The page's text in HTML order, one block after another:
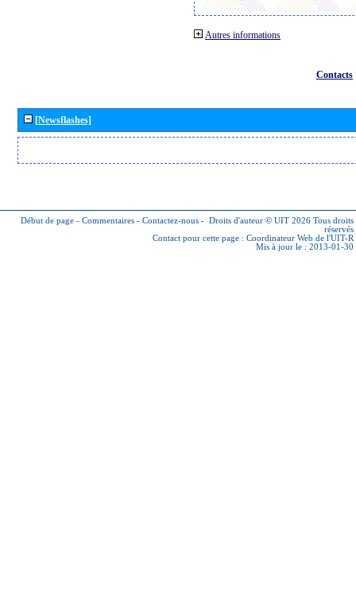
Autres informations
Contacts
[Newsflashes]
Début de page - Commentaires - Contactez-nous - Droits d'auteur © UIT 2026 Tous droits
réservés
Contact pour cette page : Coordinateur Web de l'UIT-R
Mis à jour le : 2013-01-30